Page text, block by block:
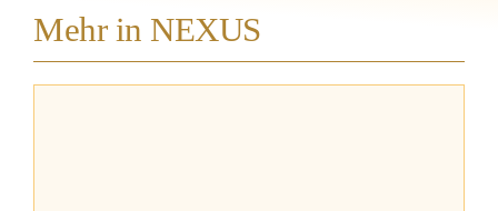
Mehr in NEXUS